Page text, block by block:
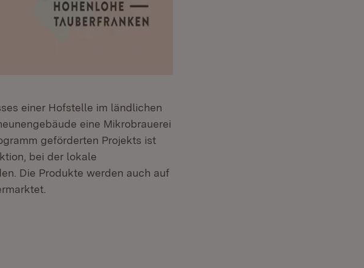
einer Hofstelle im ländlichen
eine Mikrobrauerei
geförderten Projekts ist
bei der lokale
Die Produkte werden auch auf